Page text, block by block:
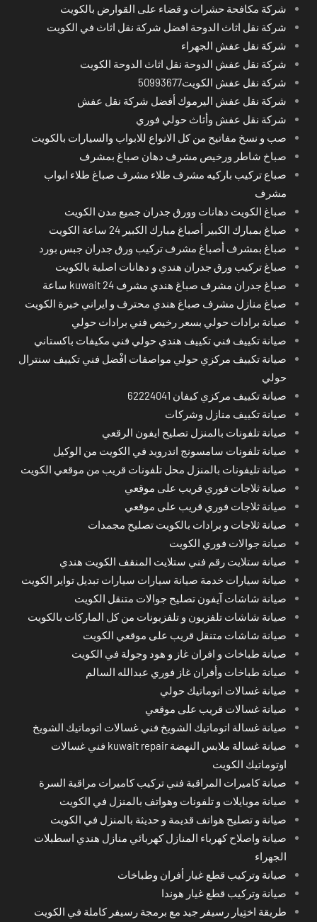
شركة مكافحة حشرات و قضاء على القوارض بالكويت
شركة نقل اثاث الدوحة افضل شركة نقل اثاث في الكويت
شركة نقل عفش الجهراء
شركة نقل عفش الدوحة نقل اثاث الدوحة الكويت
شركة نقل عفش الكويت50993677
شركة نقل عفش اليرموك أفضل شركة نقل عفش
شركة نقل عفش وأثاث حولي فوري
صب و نسخ مفاتيح من كل الانواع للابواب والسيارات بالكويت
صباخ شاطر ورخيص مشرف دهان صباغ بمشرف
صباع تركيب باركيه مشرف طلاء مشرف صباغ طلاء ابواب
مشرف
صباغ الكويت دهانات وورق جدران جميع مدن الكويت
صباغ بمبارك الكبير أصباغ مبارك الكبير 24 ساعة الكويت
صباغ بمشرف أصباغ مشرف تركيب ورق جدران جبس بورد
صباغ تركيب ورق جدران هندي و دهانات اصلية بالكويت
صباغ جدران مشرف صباغ هندي مشرف kuwait 24 ساعة
صباغ منازل مشرف صباغ هندي محترف و ايراني خبرة الكويت
صيانة برادات حولي بسعر رخيص فني برادات حولي
صيانة تكييف فني تكييف هندي حولي فني مكيفات باكستاني
صيانة تكييف مركزي حولي مواصفات افْضل فني تكييف سنترال
حولي
صيانة تكييف مركزي كيفان 62224041
صيانة تكييف منازل وشركات
صيانة تلفونات بالمنزل تصليح ايفون الرقعي
صيانة تلفونات سامسونج اندرويد في الكويت من الوكيل
صيانة تليفونات بالمنزل محل تلفونات قريب من موقعي الكويت
صيانة ثلاجات فوري قريب على موقعي
صيانة ثلاجات فوري قريب على موقعي
صيانة ثلاجات و برادات بالكويت تصليح مجمدات
صيانة جوالات فوري الكويت
صيانة ستلايت رقم فني ستلايت المنقف الكويت هندي
صيانة سيارات خدمة صيانة سيارات سيارات تبديل تواير الكويت
صيانة شاشات آيفون تصليح جوالات متنقل الكويت
صيانة شاشات تلفزيون و تلفزيونات من كل الماركات بالكويت
صيانة شاشات متنقل قريب على موقعي الكويت
صيانة طباخات و افران غاز و هود وجولة في الكويت
صيانة طباخات وأفران غاز فوري عبدالله السالم
صيانة غسالات اتوماتيك حولي
صيانة غسالات قريب على موقعي
صيانة غسالة اتوماتيك الشويخ فني غسالات اتوماتيك الشويخ
صيانة غسالة ملابس النهضة kuwait repair فني غسالات
اوتوماتيك الكويت
صيانة كاميرات المراقبة فني تركيب كاميرات مراقبة السرة
صيانة موبايلات و تلفونات وهواتف بالمنزل في الكويت
صيانة و تصليح هواتف قديمة و حديثة بالمنزل في الكويت
صيانة واصلاح كهرباء المنازل كهربائي منازل هندي اسطبلات
الجهراء
صيانة وتركيب قطع غيار أفران وطباخات
صيانة وتركيب قطع غيار هوندا
طريقة اختِيار رسيفر جيد مع برمجة رسيفر كاملة في الكويت